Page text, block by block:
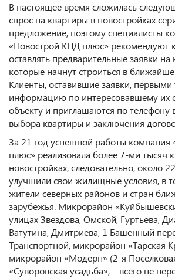
В настоящее время сложилась
спрос на квартиры в новостройках
предложение, поэтому специалисты
«Новострой КПД плюс» рекомендуют
оставлять предварительные заявки
которые начнут строиться в
Клиенты, оставившие заявки,
информацию по интересовавшему их
объекту и приглашаются по телефону
выбора квартиры и заключения
За 21 год успешной работы компания
плюс» реализовала более 7-ми тысяч
новостройках, следовательно, около
улучшили свои жилищные условия, в
жители северных районов и стран
зарубежья. Микрорайон
улицах Звездова, Омской, Гуртьева,
Ватутина, Дмитриева, 1 Башенный
Транспортной, микрорайон «Тарская
микрорайон «Модерн» (2-я
«Суворовская усадьба», – всего не